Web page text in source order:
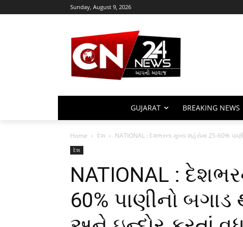
Sunday, August 9, 2026
GUJARAT BREAKING NEWS
Home દેશ NATIONAL : દેશભરના મુખ્ય શહેરોમાં 25-60%
દેશ
NATIONAL :
60% પાણીનો